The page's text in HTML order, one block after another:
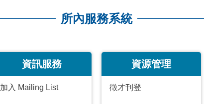
所內服務系統
資訊服務
加入 Mailing List
資源管理
徵才刊登